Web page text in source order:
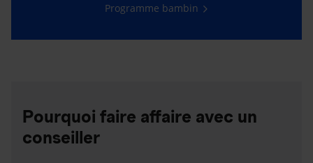
Programme bambin
Pourquoi faire affaire avec un
conseiller